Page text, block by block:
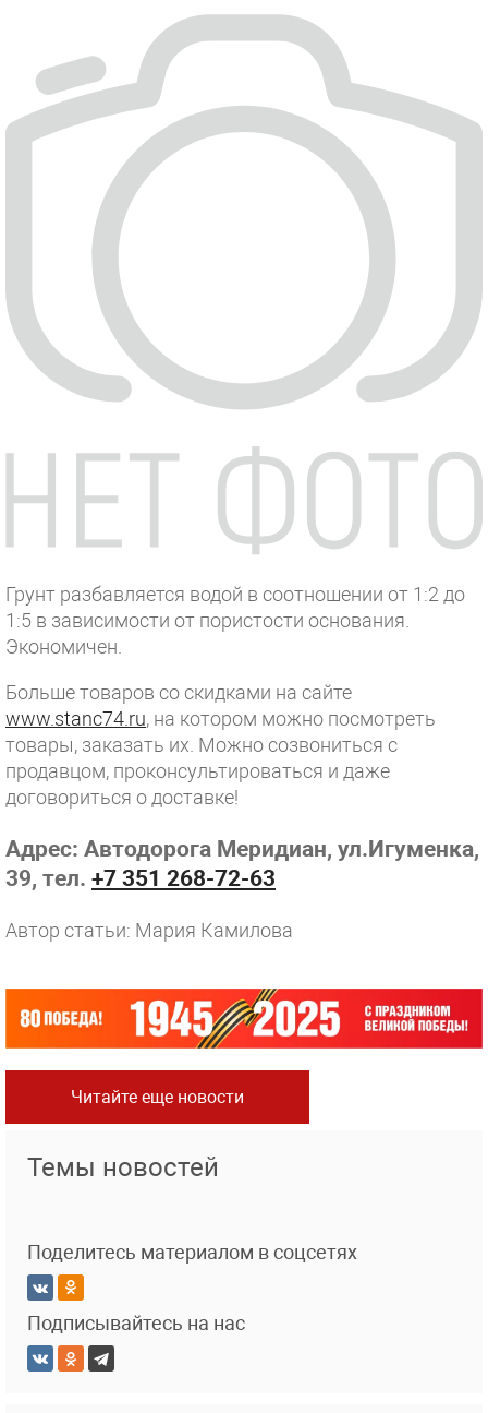
Грунт разбавляется водой в соотношении от 1:2 до
1:5 в зависимости от пористости основания.
Экономичен.
Больше товаров со скидками на сайте
www.stanc74.ru, на котором можно посмотреть
товары, заказать их. Можно созвониться с
продавцом, проконсультироваться и даже
договориться о доставке!
Адрес: Автодорога Меридиан, ул.Игуменка,
39, тел. +7 351 268-72-63
Автор статьи: Мария Камилова
Читайте еще новости
Темы новостей
Поделитесь материалом в соцсетях
Подписывайтесь на нас